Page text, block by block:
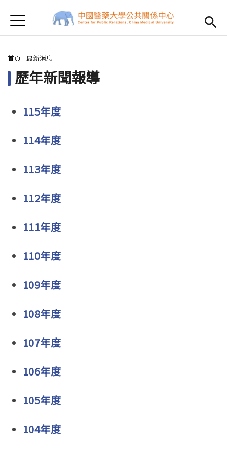
首頁
Open submenu (關於我們)
關於我們
Open submenu (最新消息)
最新消息
Open submenu (榮譽事績)
榮譽事績
電子報
電視公播
Open submenu (下載專區)
下載專區
您在這裡
首頁 - 最新消息
歷年新聞報導
115年度
114年度
113年度
112年度
111年度
110年度
109年度
108年度
107年度
106年度
105年度
104年度